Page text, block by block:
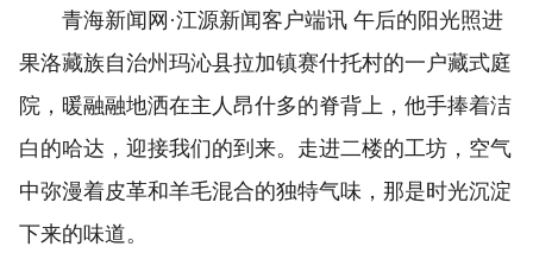
青海新闻网·江源新闻客户端讯 午后的阳光照进
果洛藏族自治州玛沁县拉加镇赛什托村的一户藏式庭
院，暖融融地洒在主人昂什多的脊背上，他手捧着洁
白的哈达，迎接我们的到来。走进二楼的工坊，空气
中弥漫着皮革和羊毛混合的独特气味，那是时光沉淀
下来的味道。